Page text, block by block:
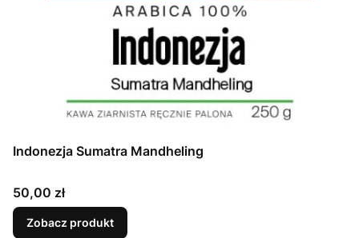
Indonezja Sumatra Mandheling
Cena
50,00 zł
Zobacz produkt